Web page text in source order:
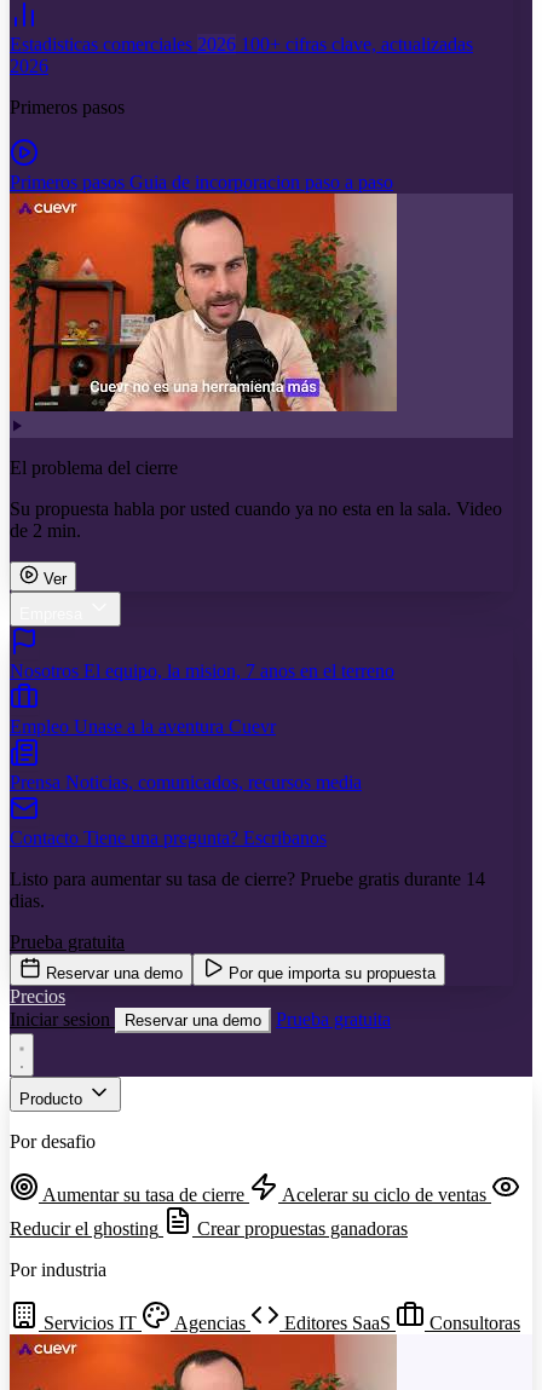
Estadisticas comerciales 2026 100+ cifras clave, actualizadas
2026
Primeros pasos
Primeros pasos Guia de incorporacion paso a paso
El problema del cierre
Su propuesta habla por usted cuando ya no esta en la sala. Video
de 2 min.
Ver
Nosotros El equipo, la mision, 7 anos en el terreno
Empleo Unase a la aventura Cuevr
Prensa Noticias, comunicados, recursos media
Contacto Tiene una pregunta? Escribanos
Listo para aumentar su tasa de cierre? Pruebe gratis durante 14
dias.
Prueba gratuita
Reservar una demo Por que importa su propuesta
Precios
Iniciar sesion
Reservar una demo Prueba gratuita
Producto
Por desafio
Aumentar su tasa de cierre
Acelerar su ciclo de ventas
Reducir el ghosting
Crear propuestas ganadoras
Por industria
Servicios IT Agencias Editores SaaS Consultoras